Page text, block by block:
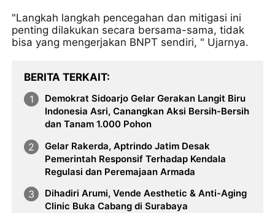
"Langkah langkah pencegahan dan mitigasi ini
penting dilakukan secara bersama-sama, tidak
bisa yang mengerjakan BNPT sendiri, " Ujarnya.
BERITA TERKAIT
Demokrat Sidoarjo Gelar Gerakan Langit Biru
Indonesia Asri, Canangkan Aksi Bersih-Bersih
dan Tanam 1.000 Pohon
Gelar Rakerda, Aptrindo Jatim Desak
Pemerintah Responsif Terhadap Kendala
Regulasi dan Peremajaan Armada
Dihadiri Arumi, Vende Aesthetic & Anti-Aging
Clinic Buka Cabang di Surabaya